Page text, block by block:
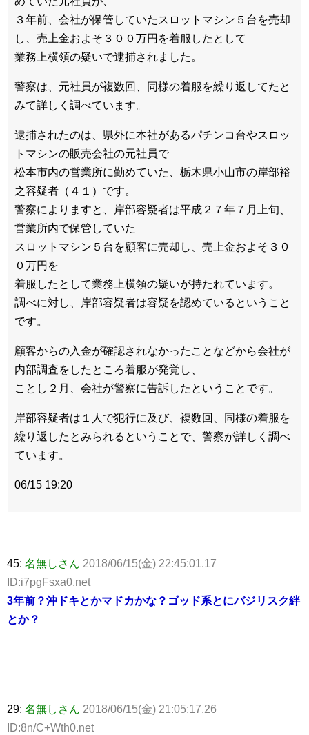
３年前、会社が保管していたスロットマシン５台を売却
し、売上金およそ３００万円を着服したとして
業務上横領の疑いで逮捕されました。
警察は、元社員が複数回、同様の着服を繰り返してたと
みて詳しく調べています。
逮捕されたのは、県外に本社があるパチンコ台やスロッ
トマシンの販売会社の元社員で
松本市内の営業所に勤めていた、栃木県小山市の岸部裕
之容疑者（４１）です。
警察によりますと、岸部容疑者は平成２７年７月上旬、
営業所内で保管していた
スロットマシン５台を顧客に売却し、売上金およそ３０
０万円を
着服したとして業務上横領の疑いが持たれています。
調べに対し、岸部容疑者は容疑を認めているということ
です。
顧客からの入金が確認されなかったことなどから会社が
内部調査をしたところ着服が発覚し、
ことし２月、会社が警察に告訴したということです。
岸部容疑者は１人で犯行に及び、複数回、同様の着服を
繰り返したとみられるということで、警察が詳しく調べ
ています。
06/15 19:20
45: 名無しさん 2018/06/15(金) 22:45:01.17
ID:i7pgFsxa0.net
3年前？沖ドキとかマドカかな？ゴッド系とにバジリスク絆
とか？
29: 名無しさん 2018/06/15(金) 21:05:17.26
ID:8n/C+Wth0.net